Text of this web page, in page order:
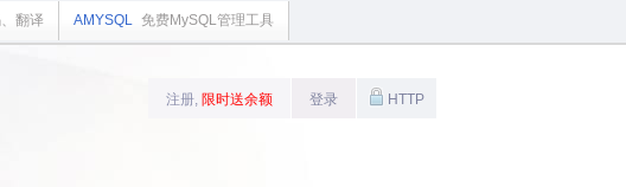
翻译 AMYSQL 免费MySQL管理工具
注册, 限时送余额 登录 HTTP